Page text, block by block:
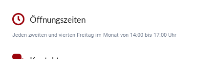
Öffnungszeiten
Jeden zweiten und vierten Freitag im Monat von 14:00 bis 17:00 Uhr